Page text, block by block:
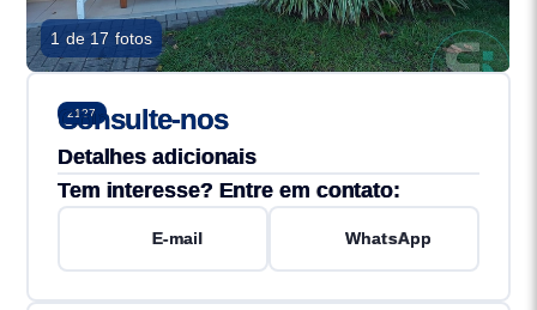
1 de 17 fotos
2127
Consulte-nos
Detalhes adicionais
Tem interesse? Entre em contato:
E-mail WhatsApp